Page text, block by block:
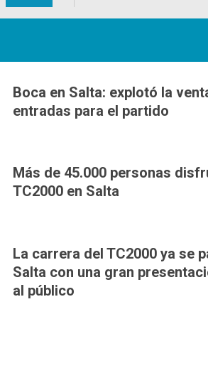
Boca en Salta: explotó la
entradas para el partido
Más de 45.000 personas
TC2000 en Salta
La carrera del TC2000 ya se
Salta con una gran
al público